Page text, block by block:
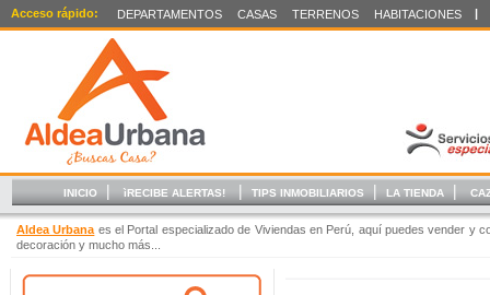
Acceso rápido: DEPARTAMENTOS CASAS TERRENOS HABITACIONES |
INICIO | ìRECIBE ALERTAS! | TIPS INMOBILIARIOS | LA TIENDA |
Aldea Urbana es el Portal especializado de Viviendas en Perú, aquí puedes vender y
decoración y mucho más...